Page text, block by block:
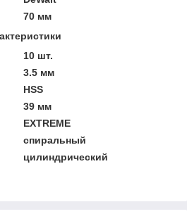
70 мм
10 шт.
3.5 мм
HSS
39 мм
EXTREME
спиральный
цилиндрический